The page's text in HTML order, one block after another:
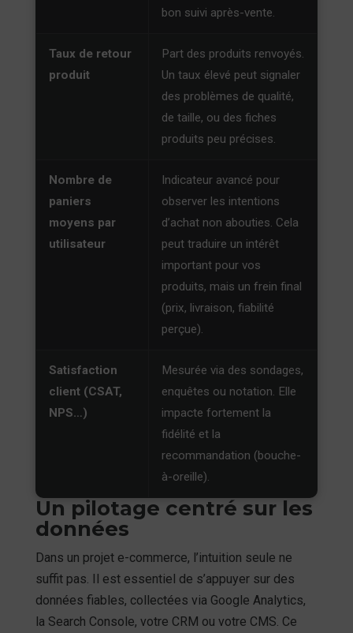
bon suivi après-vente.
Taux de retour
produit
Part des produits renvoyés.
Un taux élevé peut signaler
des problèmes de qualité,
de taille, ou des fiches
produits peu précises.
Nombre de
paniers
moyens par
utilisateur
Indicateur avancé pour
observer les intentions
d’achat non abouties. Cela
peut traduire un intérêt
important pour vos
produits, mais un frein final
(prix, livraison, fiabilité
perçue).
Satisfaction
client (CSAT,
NPS…)
Mesurée via des sondages,
enquêtes ou notation. Elle
impacte fortement la
fidélité et la
recommandation (bouche-
à-oreille).
Un pilotage centré sur les
données
Dans un projet e-commerce, l’intuition seule ne
suffit pas. Il est essentiel de s’appuyer sur des
données fiables, collectées via Google Analytics,
la Search Console, votre CRM ou votre CMS. Ce